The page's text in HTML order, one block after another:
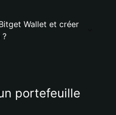
Wallet et créer
?
portefeuille